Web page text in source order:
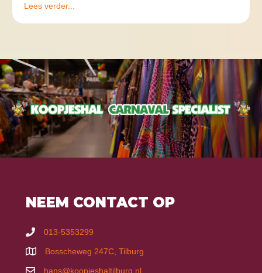
Lees verder...
NEEM CONTACT OP
013-5353299
Bosscheweg 247C, Tilburg
hans@koopjeshaltilburg.nl